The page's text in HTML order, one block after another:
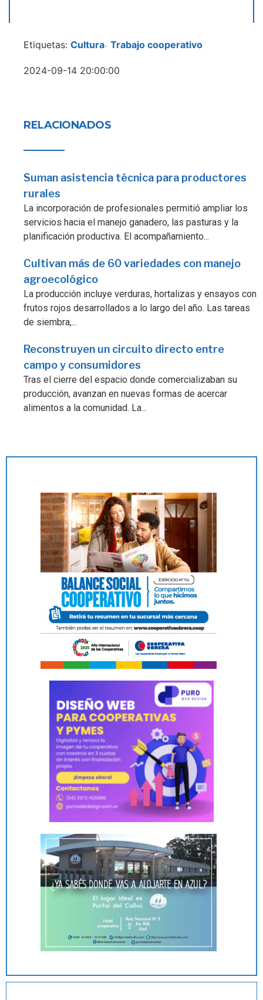
Etiquetas: Cultura- Trabajo cooperativo
2024-09-14 20:00:00
RELACIONADOS
Suman asistencia técnica para productores
rurales
La incorporación de profesionales permitió ampliar los
servicios hacia el manejo ganadero, las pasturas y la
planificación productiva. El acompañamiento...
Cultivan más de 60 variedades con manejo
agroecológico
La producción incluye verduras, hortalizas y ensayos con
frutos rojos desarrollados a lo largo del año. Las tareas
de siembra,...
Reconstruyen un circuito directo entre
campo y consumidores
Tras el cierre del espacio donde comercializaban su
producción, avanzan en nuevas formas de acercar
alimentos a la comunidad. La...